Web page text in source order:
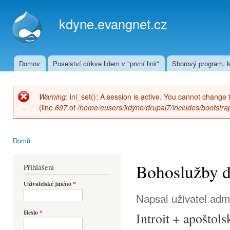
kdyne.evangnet.cz
Hlavní menu
Domov Poselství církve lidem v "první linii" Sborový program,
Chybová zpráva
Warning: ini_set(): A session is active. You cannot
(line 697of/home/eusers/kdyne/drupal7/includes/
Domů
Přihlášení
Uživatelské jméno*
Heslo*
Bohoslužby
Napsal uživatel
Introit +